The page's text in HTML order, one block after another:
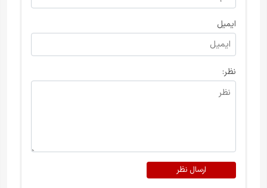
ایمیل
نظر:
ارسال نظر